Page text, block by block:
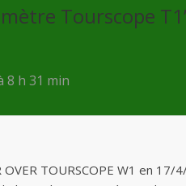
Tourscope T1
8 h 31 min
OVER TOURSCOPE W1 en